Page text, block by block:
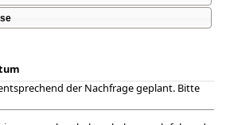
der Nachfrage geplant. Bitte